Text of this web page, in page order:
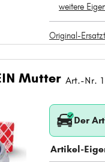
weitere
Original-
Mutter Art.-Nr.
Der
Artikel-